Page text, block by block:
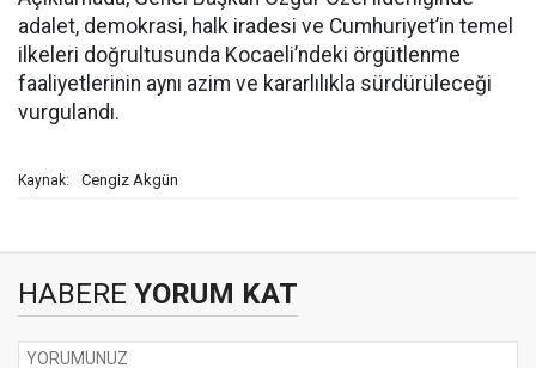
adalet, demokrasi, halk iradesi ve Cumhuriyet’in temel
ilkeleri doğrultusunda Kocaeli’ndeki örgütlenme
faaliyetlerinin aynı azim ve kararlılıkla sürdürüleceği
vurgulandı.
Kaynak: Cengiz Akgün
HABERE YORUM KAT